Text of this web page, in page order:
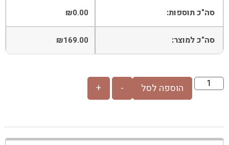
סה"כ תוספות: ₪0.00
סה"כ למוצר: ₪169.00
-
+ הוספה לסל